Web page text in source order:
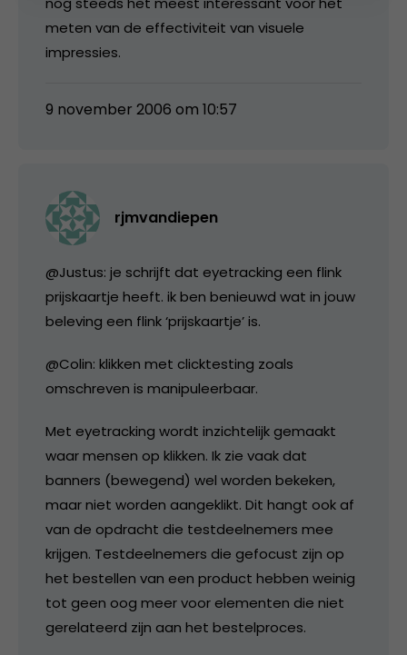
meten van de effectiviteit van visuele
impressies.
9 november 2006 om 10:57
rjmvandiepen
@Justus: je schrijft dat eyetracking een flink
prijskaartje heeft. ik ben benieuwd wat in jouw
beleving een flink ‘prijskaartje’ is.
@Colin: klikken met clicktesting zoals
omschreven is manipuleerbaar.
Met eyetracking wordt inzichtelijk gemaakt
waar mensen op klikken. Ik zie vaak dat
banners (bewegend) wel worden bekeken,
maar niet worden aangeklikt. Dit hangt ook af
van de opdracht die testdeelnemers mee
krijgen. Testdeelnemers die gefocust zijn op
het bestellen van een product hebben weinig
tot geen oog meer voor elementen die niet
gerelateerd zijn aan het bestelproces.